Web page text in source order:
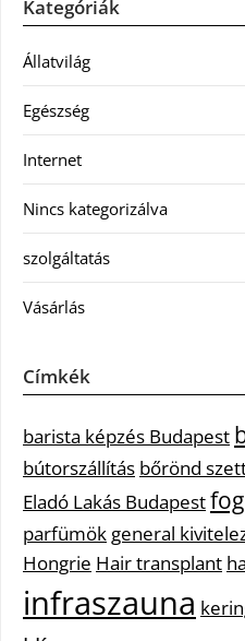
Kategóriák
Állatvilág
Egészség
Internet
Nincs kategorizálva
szolgáltatás
Vásárlás
Címkék
barista képzés Budapest
bútorszállítás bőrönd
Eladó Lakás Budapest
parfümök general
Hongrie Hair transplant
infraszauna